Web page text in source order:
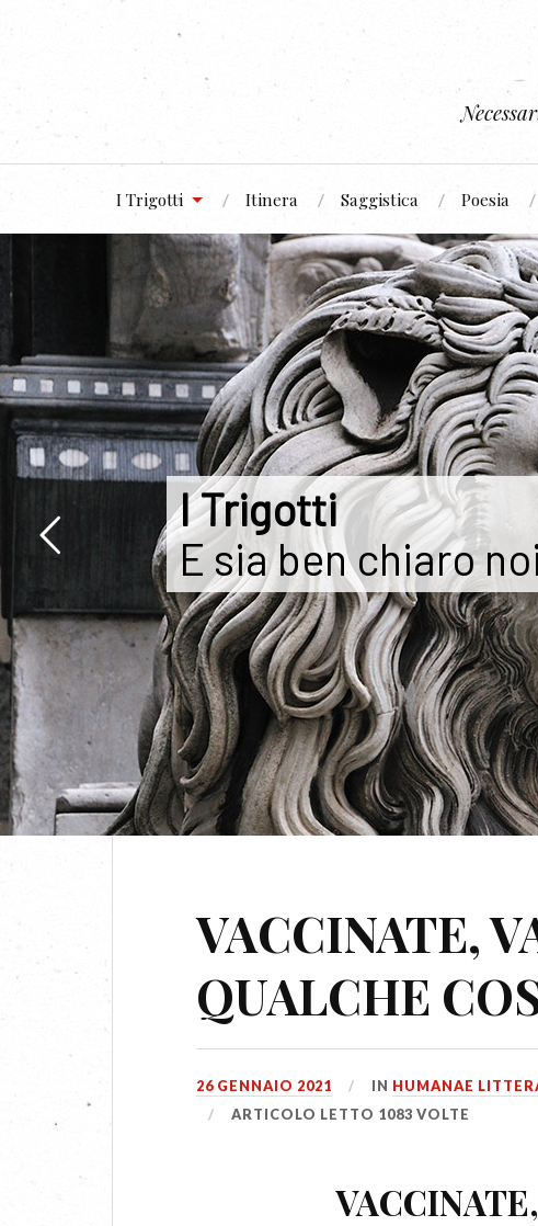
I Trigotti Itinera Saggistica Poesia
I Trigotti
E sia ben chiaro
TAG:
VACCINATE,
QUALCHE
26 GENNAIO 2021 IN HUMANAE
ARTICOLO LETTO 1083 VOLTE